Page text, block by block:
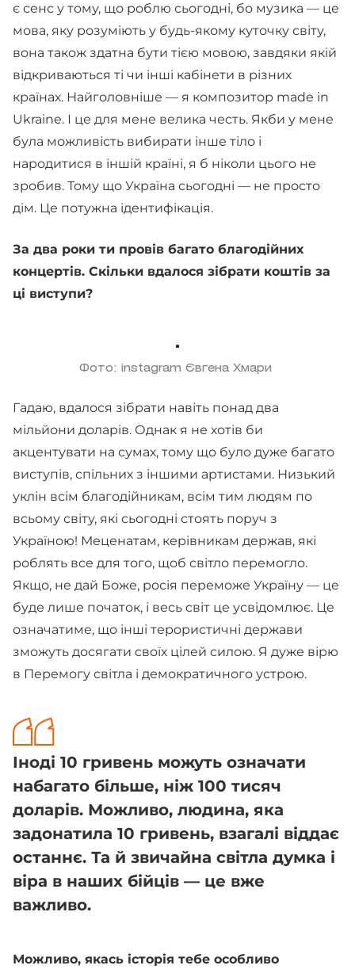
є сенс у тому, що роблю сьогодні, бо музика — це
мова, яку розуміють у будь-якому куточку світу,
вона також здатна бути тією мовою, завдяки якій
відкриваються ті чи інші кабінети в різних
країнах. Найголовніше — я композитор made in
Ukraine. І це для мене велика честь. Якби у мене
була можливість вибирати інше тіло і
народитися в іншій країні, я б ніколи цього не
зробив. Тому що Україна сьогодні — не просто
дім. Це потужна ідентифікація.
За два роки ти провів багато благодійних
концертів. Скільки вдалося зібрати коштів за
ці виступи?
Фото: instagram Євгена Хмари
Гадаю, вдалося зібрати навіть понад два
мільйони доларів. Однак я не хотів би
акцентувати на сумах, тому що було дуже багато
виступів, спільних з іншими артистами. Низький
уклін всім благодійникам, всім тим людям по
всьому світу, які сьогодні стоять поруч з
Україною! Меценатам, керівникам держав, які
роблять все для того, щоб світло перемогло.
Якщо, не дай Боже, росія переможе Україну — це
буде лише початок, і весь світ це усвідомлює. Це
означатиме, що інші терористичні держави
зможуть досягати своїх цілей силою. Я дуже вірю
в Перемогу світла і демократичного устрою.
Іноді 10 гривень можуть означати
набагато більше, ніж 100 тисяч
доларів. Можливо, людина, яка
задонатила 10 гривень, взагалі віддає
останнє. Та й звичайна світла думка і
віра в наших бійців — це вже
важливо.
Можливо, якась історія тебе особливо